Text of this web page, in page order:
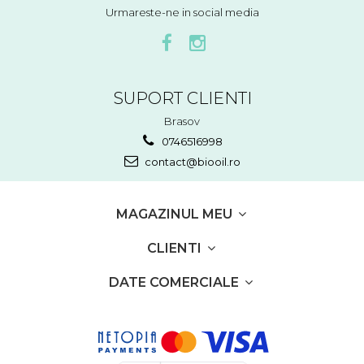
Urmareste-ne in social media
SUPORT CLIENTI
Brasov
0746516998
contact@biooil.ro
MAGAZINUL MEU
CLIENTI
DATE COMERCIALE